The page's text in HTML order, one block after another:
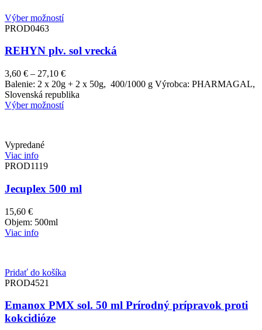
Výber možností
PROD0463
REHYN plv. sol vrecká
3,60 € – 27,10 €Price
range:
3,60 €
Balenie: 2 x 20g + 2 x 50g, 400/1000 g Výrobca: PHARMAGAL,
Slovenská republika
Výber možností
Vypredané
Viac info
PROD1119
Jecuplex 500 ml
15,60 €
Objem: 500ml
Viac info
Pridať do košíka
PROD4521
Emanox PMX sol. 50 ml Prírodný prípravok proti
kokcidióze